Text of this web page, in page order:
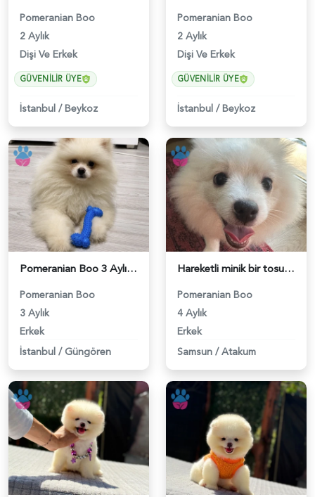
Pomeranian Boo
2 Aylık
Dişi Ve Erkek
GÜVENILIR ÜYE
İstanbul /Beykoz
Pomeranian Boo
2 Aylık
Dişi Ve Erkek
GÜVENILIR ÜYE
İstanbul /Beykoz
Pomeranian Boo 3 Aylık Yuva Arıyor - 6212
Pomeranian Boo
3 Aylık
Erkek
İstanbul / Güngören
Hareketli minik bir tosuncuk - 6233
Pomeranian Boo
4 Aylık
Erkek
Samsun /Atakum